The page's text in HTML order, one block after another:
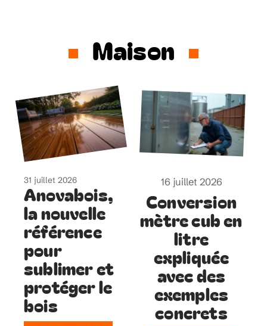
Maison
31 juillet 2026
Anovabois,
la nouvelle
référence
pour
sublimer et
protéger le
bois
16 juillet 2026
Conversion
mètre cub en
litre
expliquée
avec des
exemples
concrets